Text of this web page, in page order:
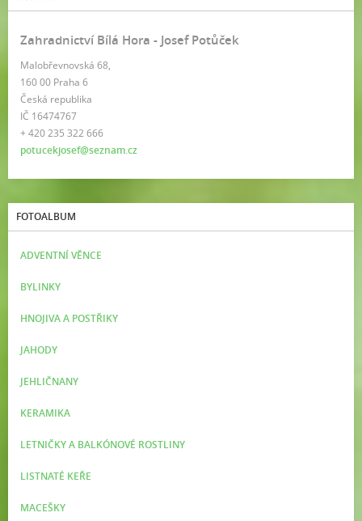
Zahradnictví Bílá Hora - Josef Potůček
Malobřevnovská 68,
160 00 Praha 6
Česká republika
IČ 16474767
+ 420 235 322 666
potucekjosef@seznam.cz
FOTOALBUM
ADVENTNÍ VĚNCE
BYLINKY
HNOJIVA A POSTŘIKY
JAHODY
JEHLIČNANY
KERAMIKA
LETNIČKY A BALKÓNOVÉ ROSTLINY
LISTNATÉ KEŘE
MACEŠKY